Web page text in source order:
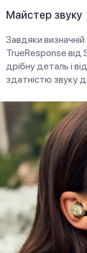
Майстер звуку
Завдяки
TrueResponse від
дрібну деталь і
здатністю звуку